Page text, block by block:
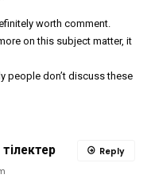
worth comment.
on this subject matter, it
people don’t discuss these
Reply